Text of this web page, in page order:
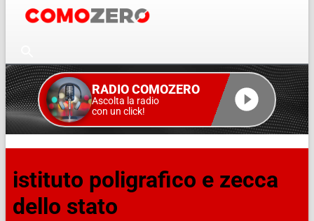
RADIO COMOZERO
Ascolta la radio
con un click!
istituto poligrafico e zecca
dello stato